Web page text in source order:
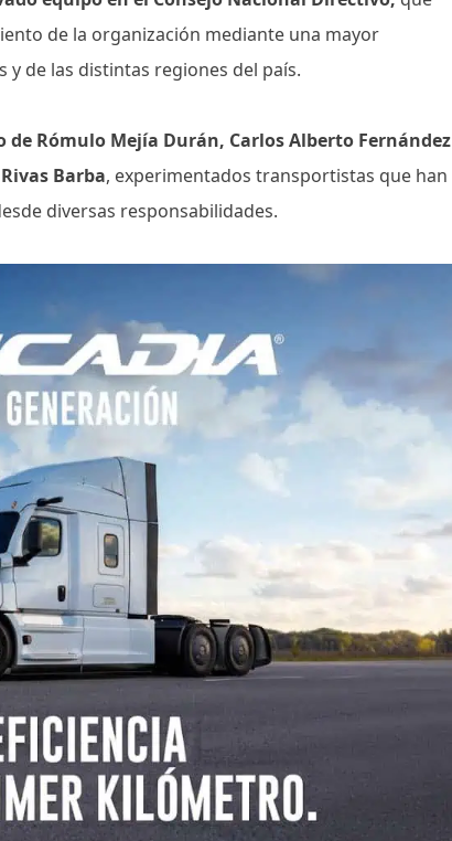
de la organización mediante una mayor
de las distintas regiones del país.
de Rómulo Mejía Durán, Carlos Alberto Fernández
Barba, experimentados transportistas que han
diversas responsabilidades.